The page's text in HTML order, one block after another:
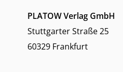
PLATOW Verlag GmbH
Stuttgarter Straße 25
60329 Frankfurt